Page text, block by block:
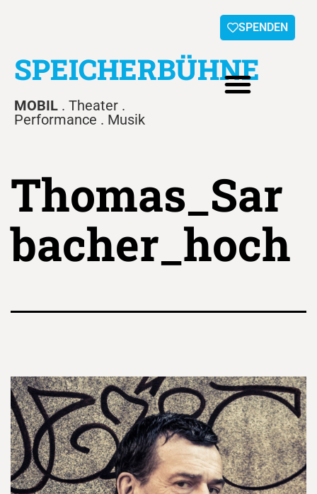
SPENDEN
SPEICHERBÜHNE
MOBIL . Theater .
Performance . Musik
Thomas_Sar
bacher_hoch